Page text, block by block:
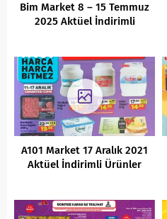
Bim Market 8 – 15 Temmuz
2025 Aktüel İndirimli
A101 Market 17 Aralık 2021
Aktüel İndirimli Ürünler